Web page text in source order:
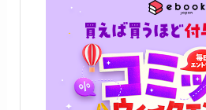
イーブックジャパン